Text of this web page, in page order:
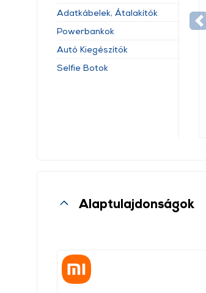
Adatkábelek, Átalakítók
Powerbankok
Autó Kiegészítők
Selfie Botok
Alaptulajdonságok